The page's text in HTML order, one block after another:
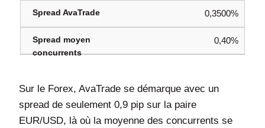
0,3500%
0,40%
Sur le Forex, AvaTrade se démarque avec un
spread de seulement 0,9 pip sur la paire
EUR/USD, là où la moyenne des concurrents se